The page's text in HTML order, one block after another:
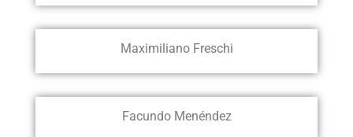
Maximiliano Freschi
Facundo Menéndez